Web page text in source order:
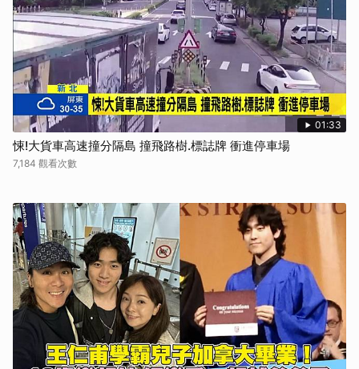
01:33
悚!大貨車高速撞分隔島 撞飛路樹.標誌牌 衝進停車場
7,184 觀看次數